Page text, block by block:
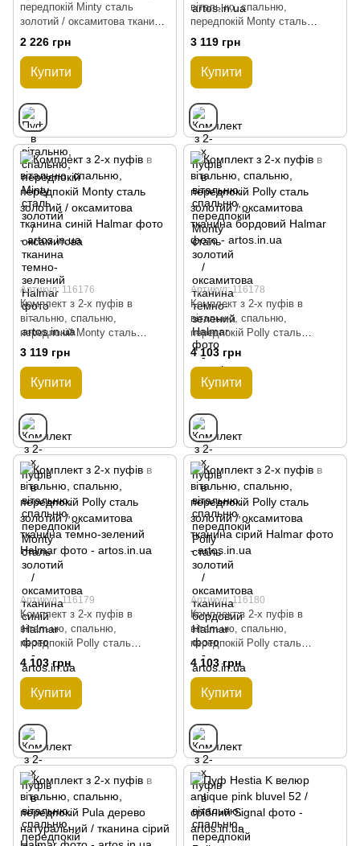
передпокій Minty сталь
золотий / оксамитова тканина
темно-зелений Halmar
2 226 грн
Купити
вітальню, спальню,
передпокій Monty сталь
золотий / оксамитова тканина
темно-зелений Halmar
3 119 грн
Купити
Артикул: 116176
Комплект з 2-х пуфів в
вітальню, спальню,
передпокій Monty сталь
золотий / оксамитова тканина
синій Halmar
3 119 грн
Купити
Артикул: 116178
Комплект з 2-х пуфів в
вітальню, спальню,
передпокій Polly сталь
золотий / оксамитова тканина
бордовий Halmar
4 103 грн
Купити
Артикул: 116179
Комплект з 2-х пуфів в
вітальню, спальню,
передпокій Polly сталь
золотий / оксамитова тканина
темно-зелений Halmar
4 103 грн
Купити
Артикул: 116180
Комплект з 2-х пуфів в
вітальню, спальню,
передпокій Polly сталь
золотий / оксамитова тканина
сірий Halmar
4 103 грн
Купити